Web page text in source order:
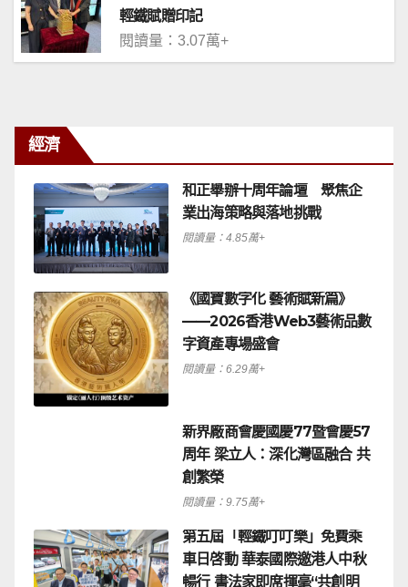
輕鐵賦贈印記
閱讀量：3.07萬+
經濟
和正舉辦十周年論壇 聚焦企
業出海策略與落地挑戰
閱讀量：4.85萬+
《國寶數字化 藝術賦新篇》
——2026香港Web3藝術品數
字資產專場盛會
閱讀量：6.29萬+
新界廠商會慶國慶77暨會慶57
周年 梁立人：深化灣區融合 共
創繁榮
閱讀量：9.75萬+
第五屆「輕鐵叮叮樂」免費乘
車日啓動 華泰國際邀港人中秋
暢行 書法家即席揮毫“共創明